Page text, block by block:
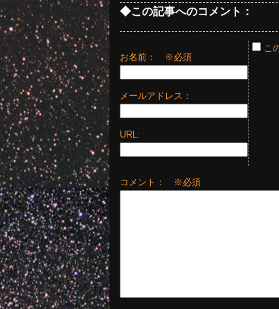
◆この記事へのコメント：
お名前： ※必須
メールアドレス：
URL:
こ
コメント： ※必須